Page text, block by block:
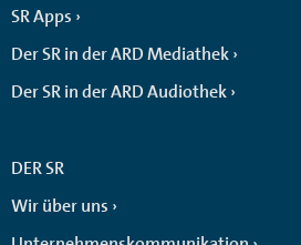
SR Apps
Der SR in der ARD Mediathek
Der SR in der ARD Audiothek
DER SR
Wir über uns